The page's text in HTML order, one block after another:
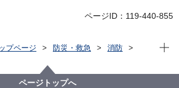
ページID：119-440-855
プページ 防災・救急
消防
式簡易消火具
式簡易消火具の使用方法
現在
ページトップへ